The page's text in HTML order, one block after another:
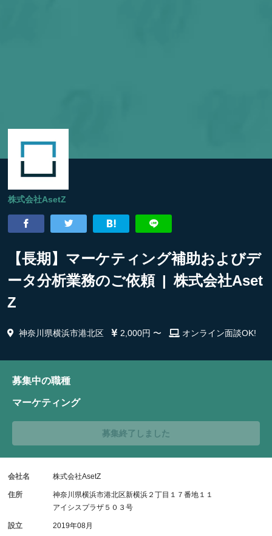
株式会社AsetZ
【長期】マーケティング補助およびデ
ータ分析業務のご依頼 | 株式会社Aset
Z
神奈川県横浜市港北区 2,000円 〜 オンライン面談OK!
募集中の職種
マーケティング
募集終了しました
会社名 株式会社AsetZ
住所
神奈川県横浜市港北区新横浜２丁目１７番地１１
アイシスプラザ５０３号
設立 2019年08月